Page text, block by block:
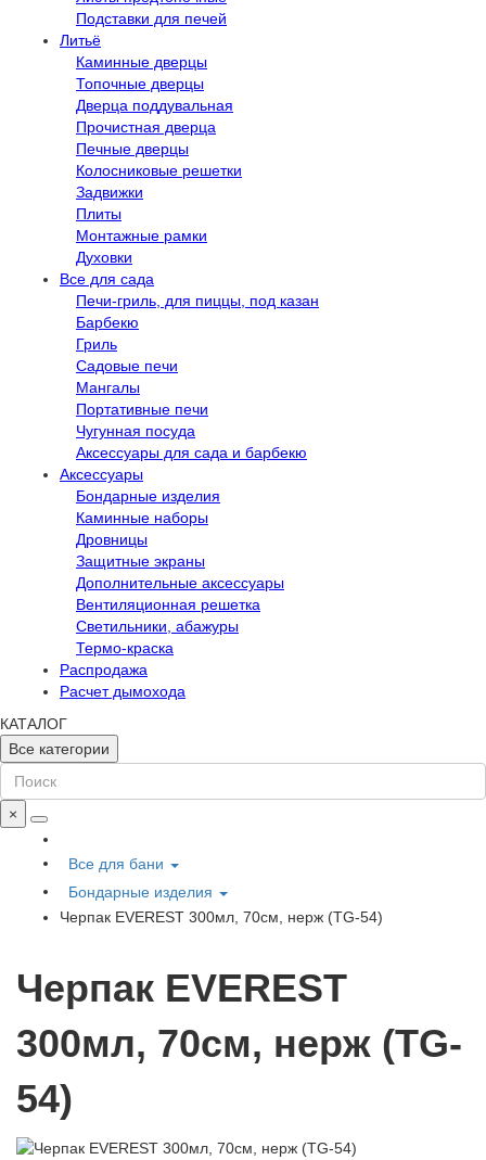
Подставки для печей
Литьё
Каминные дверцы
Топочные дверцы
Дверца поддувальная
Прочистная дверца
Печные дверцы
Колосниковые решетки
Задвижки
Плиты
Монтажные рамки
Духовки
Все для сада
Печи-гриль, для пиццы, под казан
Барбекю
Гриль
Садовые печи
Мангалы
Портативные печи
Чугунная посуда
Аксессуары для сада и барбекю
Аксессуары
Бондарные изделия
Каминные наборы
Дровницы
Защитные экраны
Дополнительные аксессуары
Вентиляционная решетка
Светильники, абажуры
Термо-краска
Распродажа
Расчет дымохода
КАТАЛОГ
Все категории
×
Все для бани
Бондарные изделия
Черпак EVEREST 300мл, 70см, нерж (TG-54)
Черпак EVEREST
300мл, 70см, нерж (TG-
54)